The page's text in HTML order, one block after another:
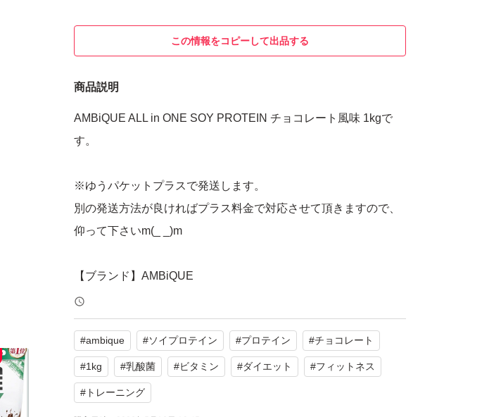
この情報をコピーして出品する
商品説明
AMBiQUE ALL in ONE SOY PROTEIN チョコレート風味 1kgで
す。
※ゆうパケットプラスで発送します。
別の発送方法が良ければプラス料金で対応させて頂きますので、
仰って下さいm(_ _)m
【ブランド】AMBiQUE
【商品名】ALL in ONE SOY PROTEIN
【風味】チョコレート
【内容量】1kg
【成分】ビタミン11種、乳酸菌100億個
【その他】MADE IN JAPAN, SOY 100%
#ambique #ソイプロテイン #プロテイン #チョコレート
#1kg #乳酸菌 #ビタミン #ダイエット #フィットネス
# トレーニング